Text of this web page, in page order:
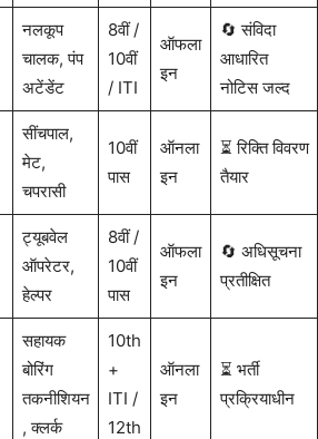
नलकूप
चालक, पंप
अटेंडेंट
8वीं /
10वीं
/ ITI
ऑफला
इन
🔄 संविदा
आधारित
नोटिस जल्द
सींचपाल,
मेट,
चपरासी
10वीं
पास
ऑनला
इन
⏳ रिक्ति विवरण
तैयार
ट्यूबवेल
ऑपरेटर,
हेल्पर
8वीं /
10वीं
पास
ऑफला
इन
🔄 अधिसूचना
प्रतीक्षित
सहायक
बोरिंग
तकनीशियन
, क्लर्क
10th
+
ITI /
12th
ऑनला
इन
⏳ भर्ती
प्रक्रियाधीन